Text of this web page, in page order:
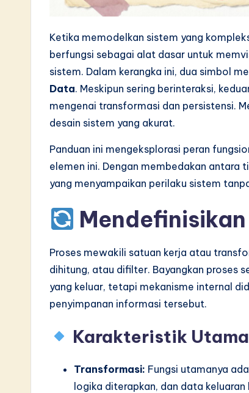
Ketika memodelkan sistem yang
berfungsi sebagai alat dasar untuk
sistem. Dalam kerangka ini, dua simbol
Data. Meskipun sering berinteraksi,
mengenai transformasi dan persistensi.
desain sistem yang akurat.
Panduan ini mengeksplorasi peran
elemen ini. Dengan membedakan antara
yang menyampaikan perilaku sistem
Proses mewakili satuan kerja atau
dihitung, atau difilter. Bayangkan proses
yang keluar, tetapi mekanisme internal
penyimpanan informasi tersebut.
Karakteristik Utama
Transformasi: Fungsi utamanya
logika diterapkan, dan data keluaran